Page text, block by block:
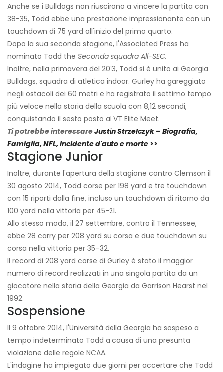
Anche se i Bulldogs non riuscirono a vincere la partita con
38-35, Todd ebbe una prestazione impressionante con un
touchdown di 75 yard all'inizio del primo quarto.
Dopo la sua seconda stagione, l'Associated Press ha
nominato Todd the Seconda squadra All-SEC.
Inoltre, nella primavera del 2013, Todd si è unito ai Georgia
Bulldogs, squadra di atletica indoor. Gurley ha gareggiato
negli ostacoli dei 60 metri e ha registrato il settimo tempo
più veloce nella storia della scuola con 8,12 secondi,
conquistando il sesto posto al VT Elite Meet.
Ti potrebbe interessareJustin Strzelczyk – Biografia,
Famiglia, NFL, Incidente d'auto e morte >>
Stagione Junior
Inoltre, durante l'apertura della stagione contro Clemson il
30 agosto 2014, Todd corse per 198 yard e tre touchdown
con 15 riporti dalla fine, incluso un touchdown di ritorno da
100 yard nella vittoria per 45-21.
Allo stesso modo, il 27 settembre, contro il Tennessee,
ebbe 28 carry per 208 yard su corsa e due touchdown su
corsa nella vittoria per 35–32.
Il record di 208 yard corse di Gurley è stato il maggior
numero di record realizzati in una singola partita da un
giocatore nella storia della Georgia da Garrison Hearst nel
1992.
Sospensione
Il 9 ottobre 2014, l'Università della Georgia ha sospeso a
tempo indeterminato Todd a causa di una presunta
violazione delle regole NCAA.
L'indagine ha impiegato due giorni per accertare che Todd